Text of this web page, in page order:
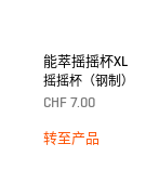
能萃摇摇杯XL
摇摇杯（钢制）
CHF 7.00
转至产品